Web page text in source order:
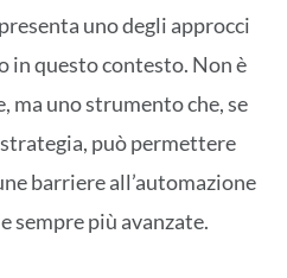
uno degli approcci
in questo contesto. Non è
ma uno strumento che, se
può permettere
barriere all’automazione
sempre più avanzate.